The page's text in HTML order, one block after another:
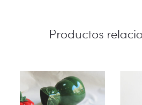
Productos